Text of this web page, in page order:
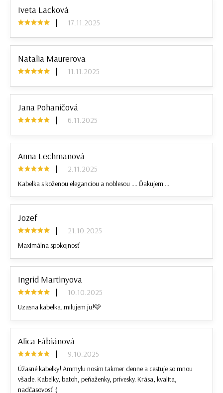
Iveta Lacková
| 17.11.2025
Natalia Maurerova
| 11.11.2025
Jana Pohaničová
| 6.11.2025
Anna Lechmanová
| 2.11.2025
Kabelka s koženou eleganciou a noblesou .... Ďakujem ...
Jozef
| 21.10.2025
Maximálna spokojnosť
Ingrid Martinyova
| 10.10.2025
Uzasna kabelka..milujem ju!🩷
Alica Fábiánová
| 9.10.2025
Úžasné kabelky! Ammylu nosím takmer denne a cestuje so mnou
všade. Kabelky, batoh, peňaženky, prívesky. Krása, kvalita,
nadčasovosť :)